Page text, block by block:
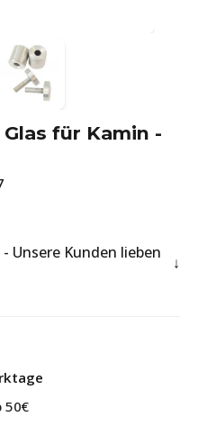
für Kamin -
- Unsere Kunden lieben
50€